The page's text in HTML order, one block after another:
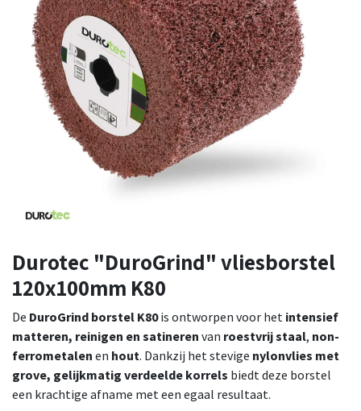
Durotec "DuroGrind" vliesborstel
120x100mm K80
De DuroGrind borstel K80is ontworpen voor het intensief
matteren, reinigen en satineren van roestvrij staal, non-
ferrometalen en hout. Dankzij het stevige nylonvlies met
grove, gelijkmatig verdeelde korrels biedt deze borstel
een krachtige afname met een egaal resultaat.